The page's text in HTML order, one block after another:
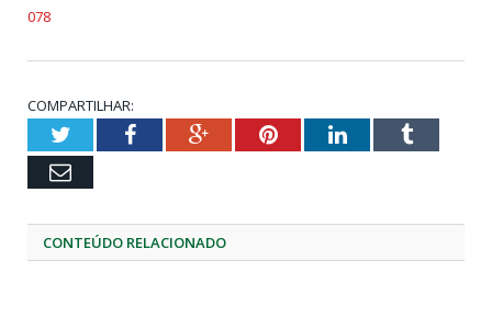
078
COMPARTILHAR:
TwitterFacebookGoogle+PinterestLinkedInTumblr
Email
CONTEÚDO RELACIONADO